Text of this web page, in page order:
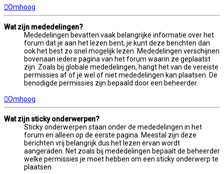
Omhoog
Wat zijn mededelingen?
Mededelingen bevatten vaak belangrijke informatie over het
forum dat je aan het lezen bent, je kunt deze berichten dan
ook het best zo snel mogelijk lezen. Mededelingen verschijnen
bovenaan iedere pagina van het forum waarin ze geplaatst
zijn. Zoals bij globale mededelingen, hangt het van de vereiste
permissies af of je wel of niet mededelingen kan plaatsen. De
benodigde permissies zijn bepaald door een beheerder.
Omhoog
Wat zijn sticky onderwerpen?
Sticky onderwerpen staan onder de mededelingen in het
forum en alleen op de eerste pagina. Meestal zijn deze
berichten vrij belangrijk dus het lezen ervan wordt
aangeraden. Net zoals bij mededelingen bepaalt de beheerder
welke permissies je moet hebben om een sticky onderwerp te
plaatsen.